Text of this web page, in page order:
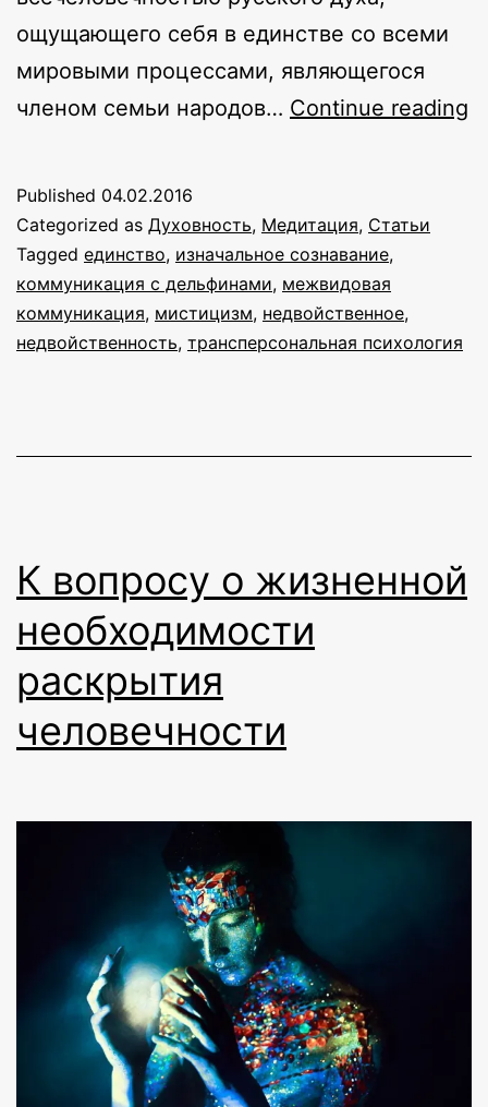
ощущающего себя в единстве со всеми
мировыми процессами, являющегося
членом семьи народов… Continue reading
Published 04.02.2016
Categorized as Духовность, Медитация, Статьи
Tagged единство, изначальное сознавание,
коммуникация с дельфинами, межвидовая
коммуникация, мистицизм, недвойственное,
недвойственность, трансперсональная психология
К вопросу о жизненной
необходимости
раскрытия
человечности